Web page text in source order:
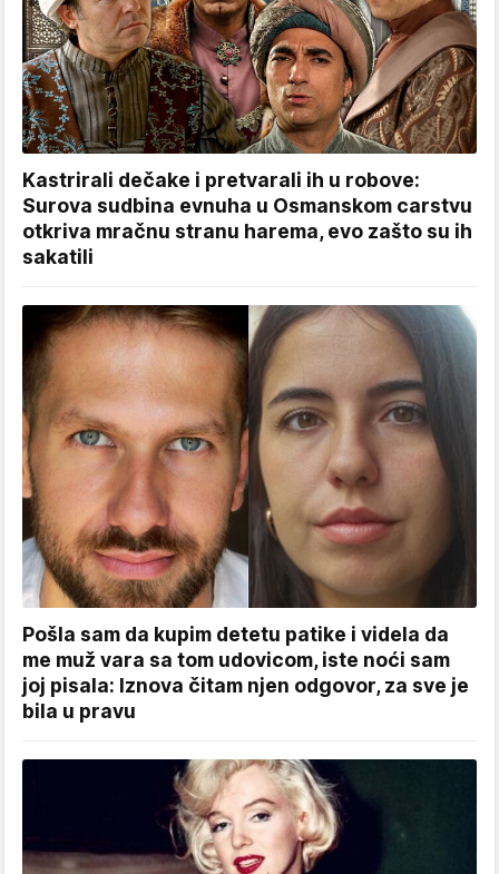
Kastrirali dečake i pretvarali ih u robove:
Surova sudbina evnuha u Osmanskom carstvu
otkriva mračnu stranu harema, evo zašto su ih
sakatili
Pošla sam da kupim detetu patike i videla da
me muž vara sa tom udovicom, iste noći sam
joj pisala: Iznova čitam njen odgovor, za sve je
bila u pravu